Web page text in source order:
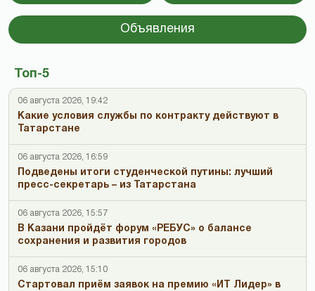
Объявления
Топ-5
06 августа 2026, 19:42
Какие условия службы по контракту действуют в
Татарстане
06 августа 2026, 16:59
Подведены итоги студенческой путины: лучший
пресс-секретарь – из Татарстана
06 августа 2026, 15:57
В Казани пройдёт форум «РЕБУС» о балансе
сохранения и развития городов
06 августа 2026, 15:10
Стартовал приём заявок на премию «ИТ Лидер» в